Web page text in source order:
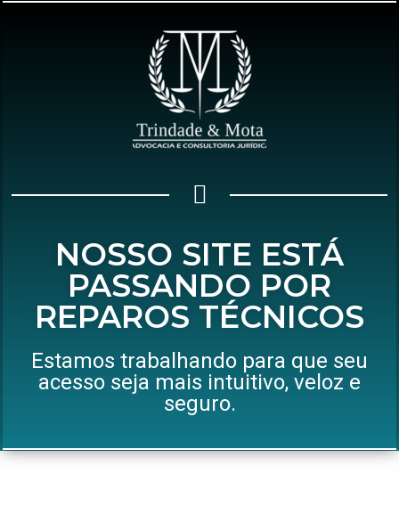
NOSSO SITE ESTÁ
PASSANDO POR
REPAROS TÉCNICOS
Estamos trabalhando para que seu
acesso seja mais intuitivo, veloz e
seguro.